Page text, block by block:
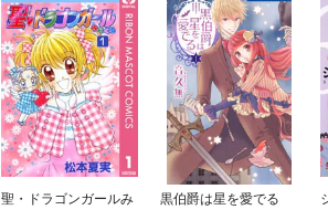
聖・ドラゴンガールみ
黒伯爵は星を愛でる